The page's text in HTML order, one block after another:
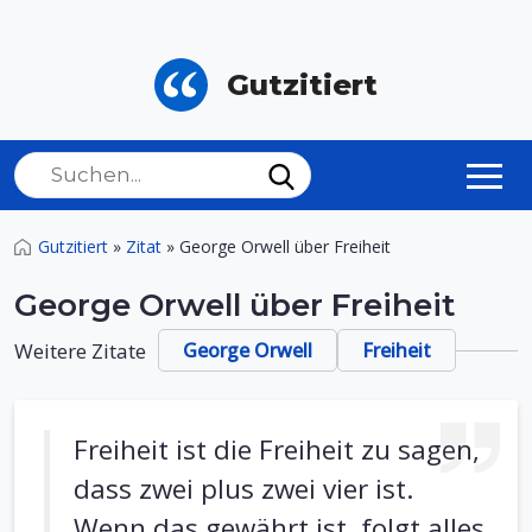
Gutzitiert
Gutzitiert » Zitat » George Orwell über Freiheit
George Orwell über Freiheit
Weitere Zitate George Orwell Freiheit
Freiheit ist die Freiheit zu sagen,
dass zwei plus zwei vier ist.